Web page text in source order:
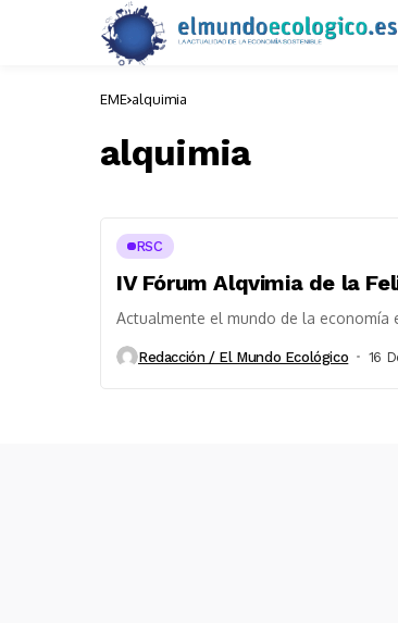
EME alquimia
alquimia
RSC
IV Fórum Alqvimia de la
Actualmente el mundo de la economía
Redacción / El Mundo Ecológico 16